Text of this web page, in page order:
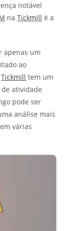
notável
naTickmill é a
apenas um
ao
Tickmill tem um
atividade
pode ser
análise mais
várias